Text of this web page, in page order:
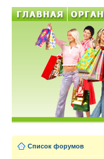
Список форумов